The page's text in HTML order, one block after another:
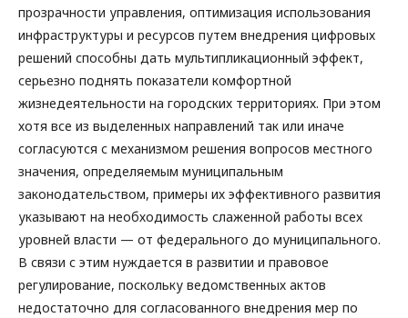
прозрачности управления, оптимизация использования
инфраструктуры и ресурсов путем внедрения цифровых
решений способны дать мультипликационный эффект,
серьезно поднять показатели комфортной
жизнедеятельности на городских территориях. При этом
хотя все из выделенных направлений так или иначе
согласуются с механизмом решения вопросов местного
значения, определяемым муниципальным
законодательством, примеры их эффективного развития
указывают на необходимость слаженной работы всех
уровней власти — от федерального до муниципального.
В связи с этим нуждается в развитии и правовое
регулирование, поскольку ведомственных актов
недостаточно для согласованного внедрения мер по